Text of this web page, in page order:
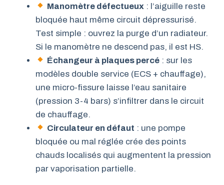
Manomètre défectueux : l’aiguille reste
bloquée haut même circuit dépressurisé.
Test simple : ouvrez la purge d’un radiateur.
Si le manomètre ne descend pas, il est HS.
Échangeur à plaques percé : sur les
modèles double service (ECS + chauffage),
une micro-fissure laisse l’eau sanitaire
(pression 3-4 bars) s’infiltrer dans le circuit
de chauffage.
Circulateur en défaut : une pompe
bloquée ou mal réglée crée des points
chauds localisés qui augmentent la pression
par vaporisation partielle.